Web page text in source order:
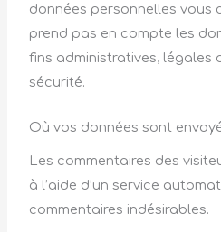
données personnelles vous
prend pas en compte les
fins administratives, légales
sécurité.
Où vos données sont
Les commentaires des
à l’aide d’un service
commentaires indésirables.